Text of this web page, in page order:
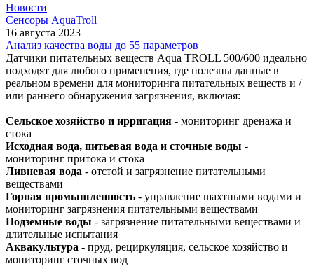
Новости
Сенсоры AquaTroll
16 августа 2023
Анализ качества воды до 55 параметров
Датчики питательных веществ Aqua TROLL 500/600 идеально
подходят для любого применения, где полезны данные в
реальном времени для мониторинга питательных веществ и /
или раннего обнаружения загрязнения, включая:
Сельское хозяйство и ирригация - мониторинг дренажа и
стока
Исходная вода, питьевая вода и сточные воды -
мониторинг притока и стока
Ливневая вода - отстой и загрязнение питательными
веществами
Горная промышленность - управление шахтными водами и
мониторинг загрязнения питательными веществами
Подземные воды - загрязнение питательными веществами и
длительные испытания
Аквакультура - пруд, рециркуляция, сельское хозяйство и
мониторинг сточных вод